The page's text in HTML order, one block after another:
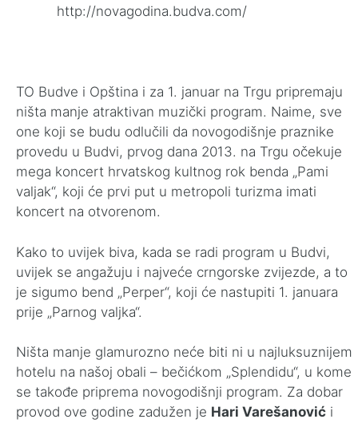
http://novagodina.budva.com/
TO Budve i Opština i za 1. januar na Trgu pripremaju
ništa manje atraktivan muzički program. Naime, sve
one koji se budu odlučili da novogodišnje praznike
provedu u Budvi, prvog dana 2013. na Trgu očekuje
mega koncert hrvatskog kultnog rok benda „Pami
valjak“, koji će prvi put u metropoli turizma imati
koncert na otvorenom.
Kako to uvijek biva, kada se radi program u Budvi,
uvijek se angažuju i najveće crngorske zvijezde, a to
je sigumo bend „Perper“, koji će nastupiti 1. januara
prije „Parnog valjka“.
Ništa manje glamurozno neće biti ni u najluksuznijem
hotelu na našoj obali – bečićkom „Splendidu“, u kome
se takođe priprema novogodišnji program. Za dobar
provod ove godine zadužen je Hari Varešanović i